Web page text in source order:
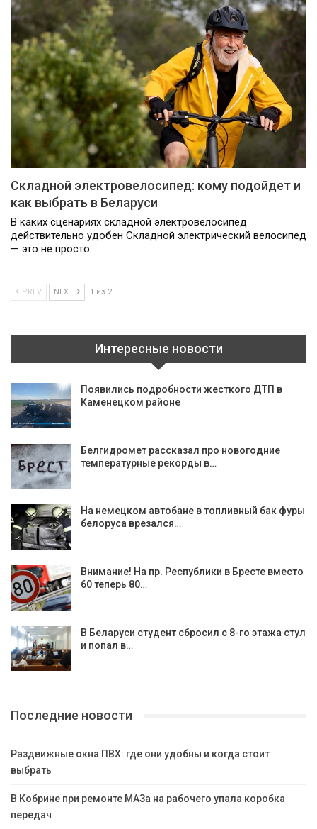
Складной электровелосипед: кому подойдет и
как выбрать в Беларуси
В каких сценариях складной электровелосипед
действительно удобен Складной электрический велосипед
— это не просто…
PREV NEXT 1 из 2
Интересные новости
Появились подробности жесткого ДТП в
Каменецком районе
Белгидромет рассказал про новогодние
температурные рекорды в…
На немецком автобане в топливный бак фуры
белоруса врезался…
Внимание! На пр. Республики в Бресте вместо
60 теперь 80…
В Беларуси студент сбросил с 8-го этажа стул
и попал в…
Последние новости
Раздвижные окна ПВХ: где они удобны и когда стоит
выбрать
В Кобрине при ремонте МАЗа на рабочего упала коробка
передач